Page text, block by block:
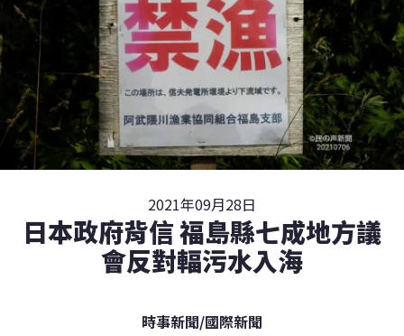
2021年09月28日
日本政府背信 福島縣七成地方議
會反對輻污水入海
時事新聞/國際新聞